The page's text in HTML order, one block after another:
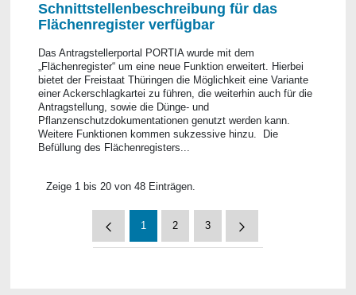
Schnittstellenbeschreibung für das
Flächenregister verfügbar
Das Antragstellerportal PORTIA wurde mit dem
„Flächenregister“ um eine neue Funktion erweitert. Hierbei
bietet der Freistaat Thüringen die Möglichkeit eine Variante
einer Ackerschlagkartei zu führen, die weiterhin auch für die
Antragstellung, sowie die Dünge- und
Pflanzenschutzdokumentationen genutzt werden kann.
Weitere Funktionen kommen sukzessive hinzu. Die
Befüllung des Flächenregisters...
Zeige 1 bis 20 von 48 Einträgen.
Seite
1 Seite
2 Seite
3